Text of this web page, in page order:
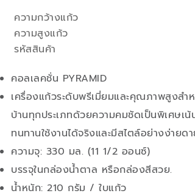
คอลเลคชั่น PYRAMID
เครื่องแก้วระดับพรีเมี่ยมและคุณภาพสูงสำห
บ้านทุกประเภทด้วยความคมชัดเป็นพิเศษเ
ทนทานใช้งานได้จริงและมีสไตล์อย่างง่ายด
ความจุ: 330 มล. (11 1/2 ออนซ์)
บรรจุในกล่องน้ำตาล หรือกล่องสีสวย.
น้ำหนัก: 210 กรัม / ใบแก้ว
คุณสมบัติ
ความกว้างแก้ว
ความสูงแก้ว
รหัสสินค้า